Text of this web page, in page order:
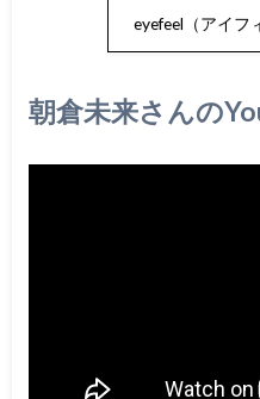
eyefeel（アイフ
朝倉未来さんの